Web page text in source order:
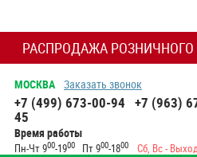
РАСПРОДАЖА РОЗНИЧНОГО
МОСКВА Заказать звонок
+7 (499) 673-00-94 +7 (963)
45
Время работы
Пн-Чт 900-1900 Пт 900-1800 Сб, Вс -